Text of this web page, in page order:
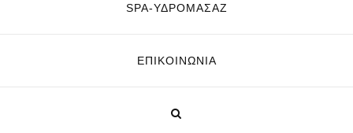
SPA-ΥΔΡΟΜΑΣΆΖ
ΕΠΙΚΟΙΝΩΝΊΑ